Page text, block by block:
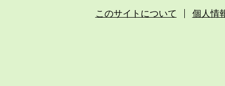
このサイトについて 個人情